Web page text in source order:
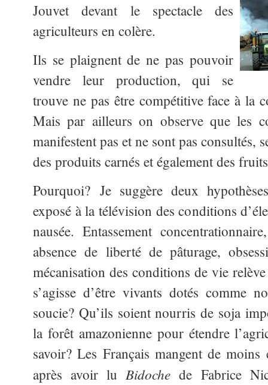
Jouvet devant le spectacle des
agriculteurs en colère.
Ils se plaignent de ne pas pouvoir
vendre leur production, qui se
trouve ne pas être compétitive face à la
Mais par ailleurs on observe que les
manifestent pas et ne sont pas consultés,
des produits carnés et également des
Pourquoi? Je suggère deux
exposé à la télévision des conditions
nausée. Entassement
absence de liberté de pâturage,
mécanisation des conditions de vie
s’agisse d’être vivants dotés comme
soucie? Qu’ils soient nourris de soja
la forêt amazonienne pour étendre
savoir? Les Français mangent de
après avoir luBidoche de Fabrice